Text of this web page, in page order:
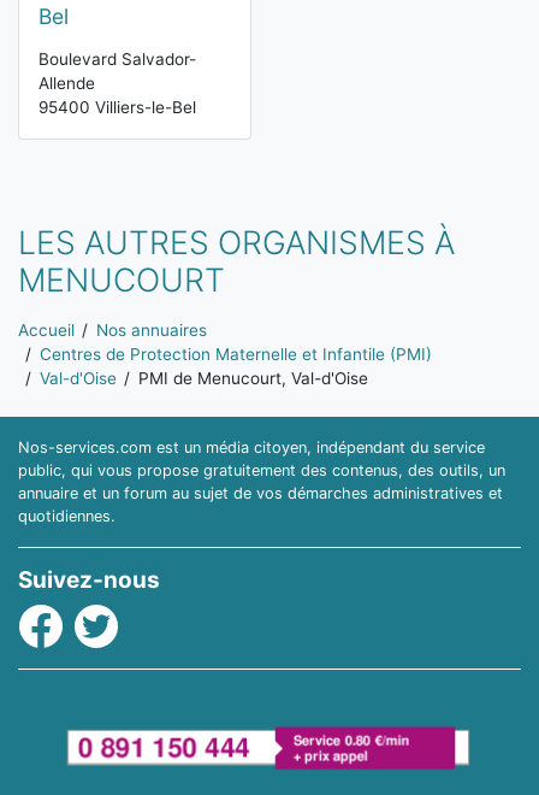
Bel
Boulevard Salvador-
Allende
95400 Villiers-le-Bel
LES AUTRES ORGANISMES À
MENUCOURT
Vous êtes ici:
Accueil
Nos annuaires
Centres de Protection Maternelle et Infantile (PMI)
Val-d'Oise
PMI de Menucourt, Val-d'Oise
Nos-services.com est un média citoyen, indépendant du service
public, qui vous propose gratuitement des contenus, des outils, un
annuaire et un forum au sujet de vos démarches administratives et
quotidiennes.
Suivez-nous
Facebook
Twitter